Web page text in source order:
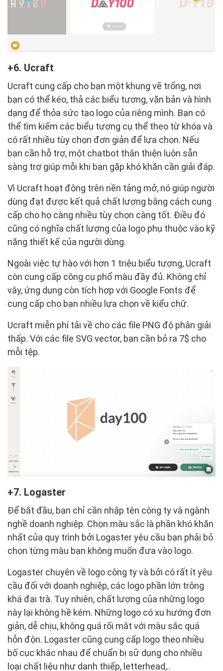
6. Ucraft
Ucraft cung cấp cho bạn một khung vẽ trống, nơi
bạn có thể kéo, thả các biểu tượng, văn bản và hình
dạng để thỏa sức tạo logo của riêng mình. Bạn có
thể tìm kiếm các biểu tượng cụ thể theo từ khóa và
có rất nhiều tùy chọn đơn giản để lựa chọn. Nếu
bạn cần hỗ trợ, một chatbot thân thiện luôn sẵn
sàng trợ giúp mỗi khi bạn gặp khó khăn cần giải đáp.
Vì Ucraft hoạt động trên nền tảng mở, nó giúp người
dùng đạt được kết quả chất lượng bằng cách cung
cấp cho họ càng nhiều tùy chọn càng tốt. Điều đó
cũng có nghĩa chất lượng của logo phụ thuộc vào kỹ
năng thiết kế của người dùng.
Ngoài việc tự hào với hơn 1 triệu biểu tượng, Ucraft
còn cung cấp công cụ phổ màu đầy đủ. Không chỉ
vậy, ứng dụng còn tích hợp với Google Fonts để
cung cấp cho bạn nhiều lựa chọn về kiểu chữ.
Ucraft miễn phí tải về cho các file PNG độ phân giải
thấp. Với các file SVG vector, bạn cần bỏ ra 7$ cho
mỗi tệp.
7. Logaster
Để bắt đầu, bạn chỉ cần nhập tên công ty và ngành
nghề doanh nghiệp. Chọn màu sắc là phần khó khăn
nhất của quy trình bởi Logaster yêu cầu bạn phải bỏ
chọn từng màu bạn không muốn đưa vào logo.
Logaster chuyên về logo công ty và bởi có rất ít yêu
cầu đối với doanh nghiệp, các logo phần lớn trông
khá đại trà. Tuy nhiên, chất lượng của những logo
này lại không hề kém. Những logo có xu hướng đơn
giản, dễ chịu, không quá rối mắt với màu sắc quá
hỗn độn. Logaster cũng cung cấp logo theo nhiều
bố cục khác nhau để chuẩn bị sử dụng cho nhiều
loại chất liệu như danh thiếp, letterhead,..